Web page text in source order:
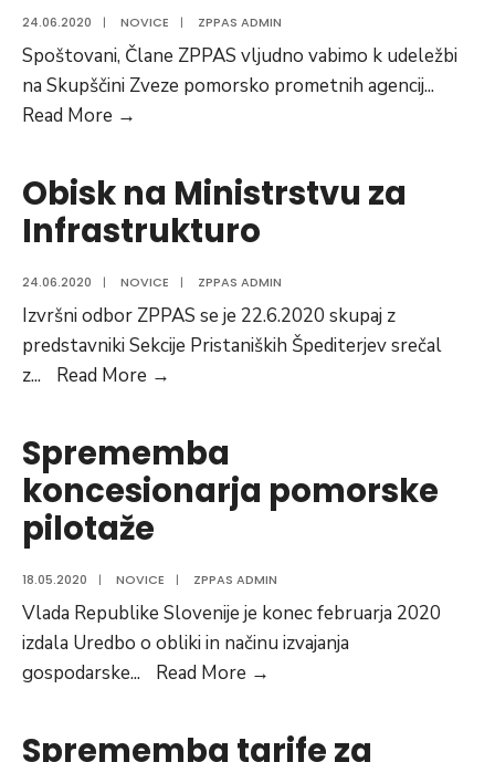
24.06.2020 | NOVICE | ZPPAS ADMIN
Spoštovani, Člane ZPPAS vljudno vabimo k udeležbi
na Skupščini Zveze pomorsko prometnih agencij...
Read More →
Obisk na Ministrstvu za
Infrastrukturo
24.06.2020 | NOVICE | ZPPAS ADMIN
Izvršni odbor ZPPAS se je 22.6.2020 skupaj z
predstavniki Sekcije Pristaniških Špediterjev srečal
z... Read More →
Ministrstvu
za
Infrastrukturo
Sprememba
koncesionarja pomorske
pilotaže
18.05.2020 | NOVICE | ZPPAS ADMIN
Vlada Republike Slovenije je konec februarja 2020
izdala Uredbo o obliki in načinu izvajanja
gospodarske... Read More →
pomorske
Sprememba tarife za